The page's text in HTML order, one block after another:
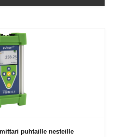
puhtaille nesteille